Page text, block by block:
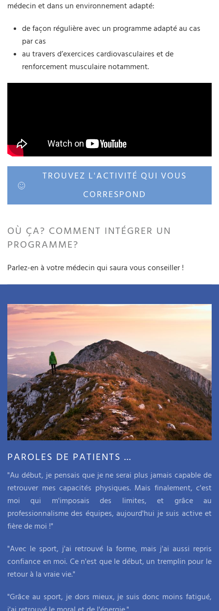
médecin et dans un environnement adapté:
de façon régulière avec un programme adapté au cas
par cas
au travers d’exercices cardiovasculaires et de
renforcement musculaire notamment.
TROUVEZ L'ACTIVITÉ QUI VOUS
CORRESPOND
OÙ ÇA? COMMENT INTÉGRER UN
PROGRAMME?
Parlez-en à votre médecin qui saura vous conseiller !
PAROLES DE PATIENTS ...
"Au début, je pensais que je ne serai plus jamais capable de
retrouver mes capacités physiques. Mais finalement, c'est
moi qui m'imposais des limites, et grâce au
professionnalisme des équipes, aujourd'hui je suis active et
fière de moi !"
"Avec le sport, j'ai retrouvé la forme, mais j'ai aussi repris
confiance en moi. Ce n'est que le début, un tremplin pour le
retour à la vraie vie."
"Grâce au sport, je dors mieux, je suis donc moins fatigué,